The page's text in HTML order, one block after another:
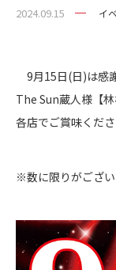
2024.09.15 イ
9月15日(日)は感
The Sun蔵人様【
各店でご賞味くださ
※数に限りがござい